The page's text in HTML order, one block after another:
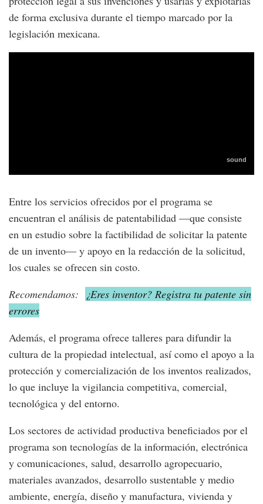
de forma exclusiva durante el tiempo marcado por la
legislación mexicana.
Entre los servicios ofrecidos por el programa se
encuentran el análisis de patentabilidad —que consiste
en un estudio sobre la factibilidad de solicitar la patente
de un invento— y apoyo en la redacción de la solicitud,
los cuales se ofrecen sin costo.
Recomendamos:
¿Eres inventor? Registra tu patente sin
errores
Además, el programa ofrece talleres para difundir la
cultura de la propiedad intelectual, así como el apoyo a la
protección y comercialización de los inventos realizados,
lo que incluye la vigilancia competitiva, comercial,
tecnológica y del entorno.
Los sectores de actividad productiva beneficiados por el
programa son tecnologías de la información, electrónica
y comunicaciones, salud, desarrollo agropecuario,
materiales avanzados, desarrollo sustentable y medio
ambiente, energía, diseño y manufactura, vivienda y